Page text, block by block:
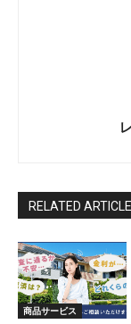
RELATED
商品サービス